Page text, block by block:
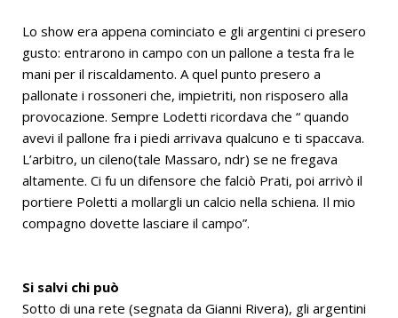
Lo show era appena cominciato e gli argentini ci presero
gusto: entrarono in campo con un pallone a testa fra le
mani per il riscaldamento. A quel punto presero a
pallonate i rossoneri che, impietriti, non risposero alla
provocazione. Sempre Lodetti ricordava che “ quando
avevi il pallone fra i piedi arrivava qualcuno e ti spaccava.
L’arbitro, un cileno(tale Massaro, ndr) se ne fregava
altamente. Ci fu un difensore che falciò Prati, poi arrivò il
portiere Poletti a mollargli un calcio nella schiena. Il mio
compagno dovette lasciare il campo”.
Si salvi chi può
Sotto di una rete (segnata da Gianni Rivera), gli argentini